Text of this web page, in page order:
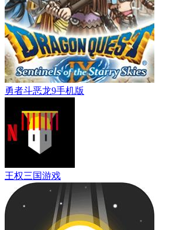
勇者斗恶龙9手机版
王权三国游戏